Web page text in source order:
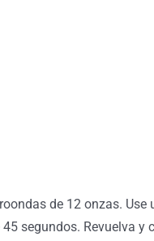
de 12 onzas.
segundos. Revuelva